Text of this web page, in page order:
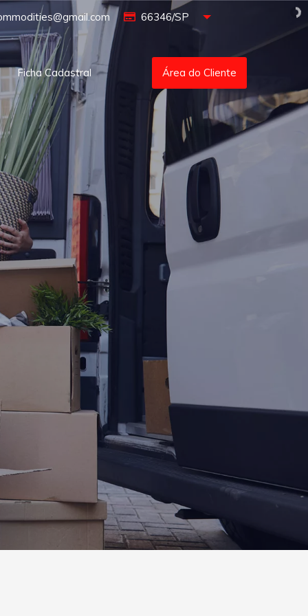
66346/SP
Ficha Cadastral Área do Cliente